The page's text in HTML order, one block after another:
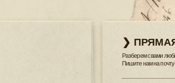
❯ ЦИФРОВОЙ
❯
Наши головоломки и конструкторы, как
а в эмоции, опыт и развитие ваших